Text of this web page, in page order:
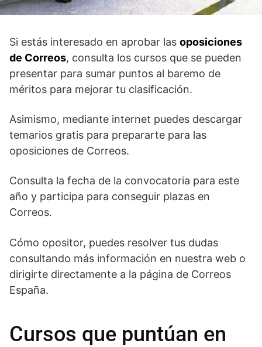
Si estás interesado en aprobar las oposiciones
de Correos, consulta los cursos que se pueden
presentar para sumar puntos al baremo de
méritos para mejorar tu clasificación.
Asimismo, mediante internet puedes descargar
temarios gratis para prepararte para las
oposiciones de Correos.
Consulta la fecha de la convocatoria para este
año y participa para conseguir plazas en
Correos.
Cómo opositor, puedes resolver tus dudas
consultando más información en nuestra web o
dirigirte directamente a la página de Correos
España.
Cursos que puntúan en